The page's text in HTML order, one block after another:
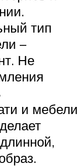
тип
–
Не
и мебели